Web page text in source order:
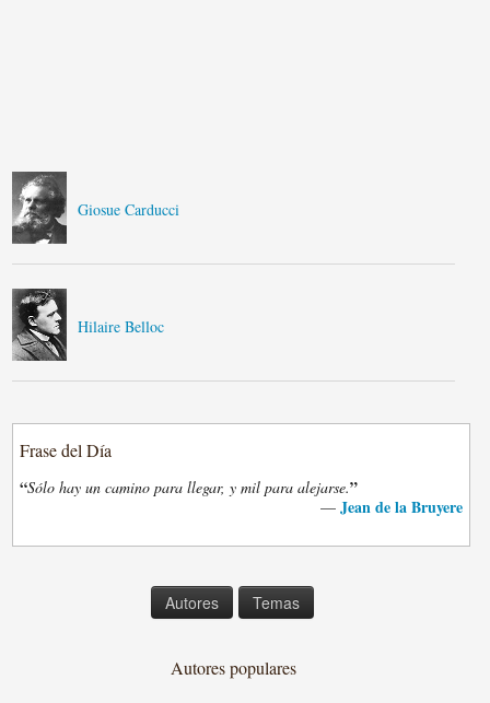
Giosue Carducci
Hilaire Belloc
Frase del Día
“Sólo hay un camino para llegar, y mil para alejarse.”
— Jean de la Bruyere
Autores Temas
Autores populares